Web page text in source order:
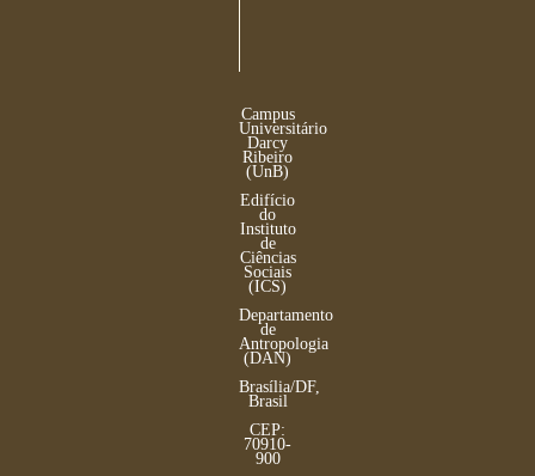
Campus
Universitário
Darcy
Ribeiro
(UnB)
Edifício
do
Instituto
de
Ciências
Sociais
(ICS)
Departamento
de
Antropologia
(DAN)
Brasília/DF,
Brasil
CEP:
70910-
900